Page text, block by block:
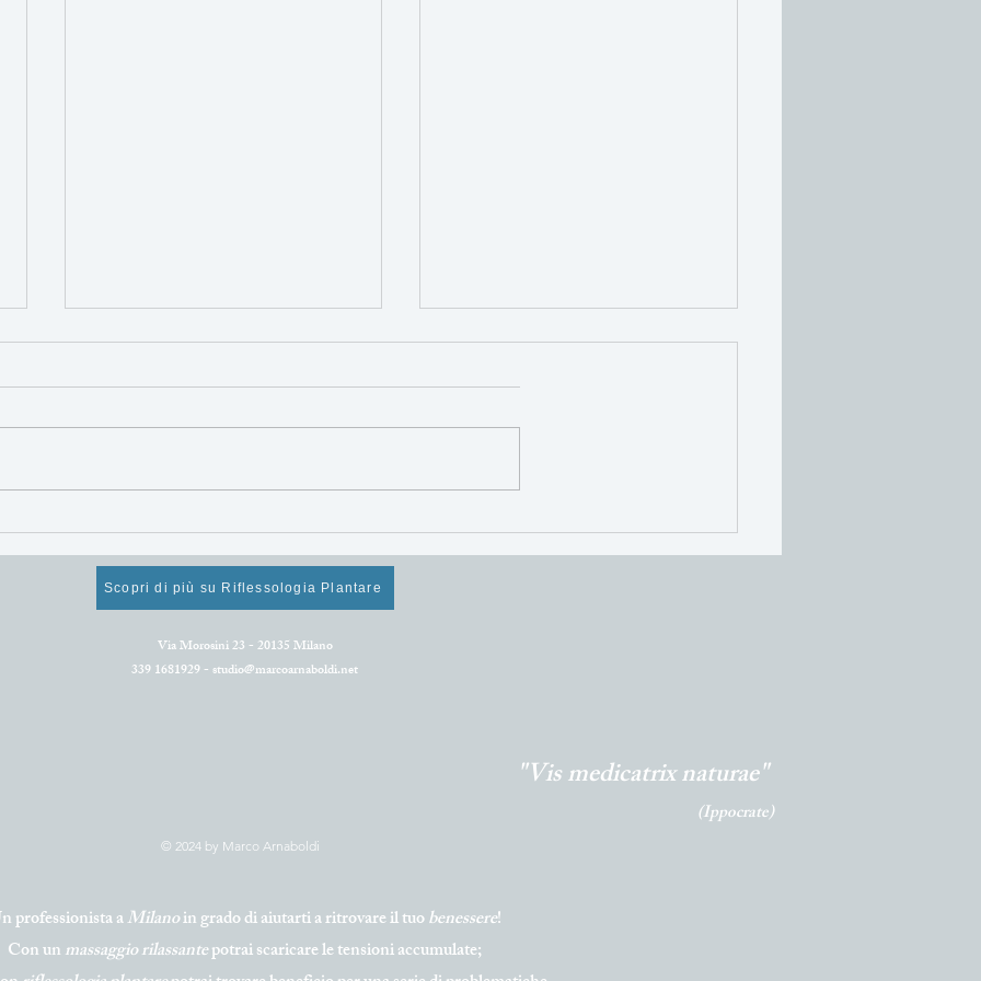
Mangiare sano per
rigenerarsi e star bene!
Cosa mangiare ad aprile.
Alimenti primaverili:
superfood di stagione per
Scopri di più su Riflessologia Plantare
Via Morosini 23 - 20135 Milano
339 1681929 -studio@marcoarnaboldi.net
"Vis medicatrix naturae"
(Ippocrate)
© 2024 by Marco Arnaboldi
professionista aMilanoin grado di aiutarti a ritrovare il tuobenessere!
Con unmassaggiorilassantepotrai scaricare le tensioni accumulate;